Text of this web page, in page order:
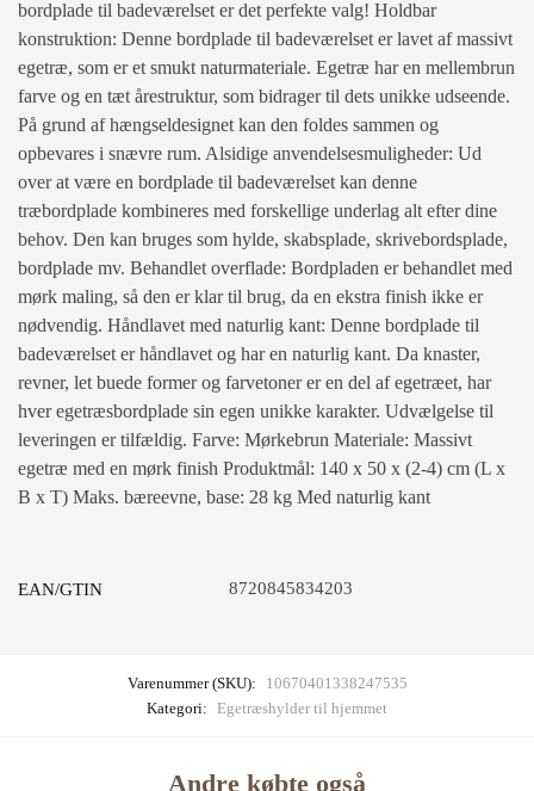
bordplade til badeværelset er det perfekte valg! Holdbar
konstruktion: Denne bordplade til badeværelset er lavet af massivt
egetræ, som er et smukt naturmateriale. Egetræ har en mellembrun
farve og en tæt årestruktur, som bidrager til dets unikke udseende.
På grund af hængseldesignet kan den foldes sammen og
opbevares i snævre rum. Alsidige anvendelsesmuligheder: Ud
over at være en bordplade til badeværelset kan denne
træbordplade kombineres med forskellige underlag alt efter dine
behov. Den kan bruges som hylde, skabsplade, skrivebordsplade,
bordplade mv. Behandlet overflade: Bordpladen er behandlet med
mørk maling, så den er klar til brug, da en ekstra finish ikke er
nødvendig. Håndlavet med naturlig kant: Denne bordplade til
badeværelset er håndlavet og har en naturlig kant. Da knaster,
revner, let buede former og farvetoner er en del af egetræet, har
hver egetræsbordplade sin egen unikke karakter. Udvælgelse til
leveringen er tilfældig. Farve: Mørkebrun Materiale: Massivt
egetræ med en mørk finish Produktmål: 140 x 50 x (2-4) cm (L x
B x T) Maks. bæreevne, base: 28 kg Med naturlig kant
EAN/GTIN 8720845834203
Varenummer (SKU):
10670401338247535
Kategori: Egetræshylder til hjemmet
Andre købte også